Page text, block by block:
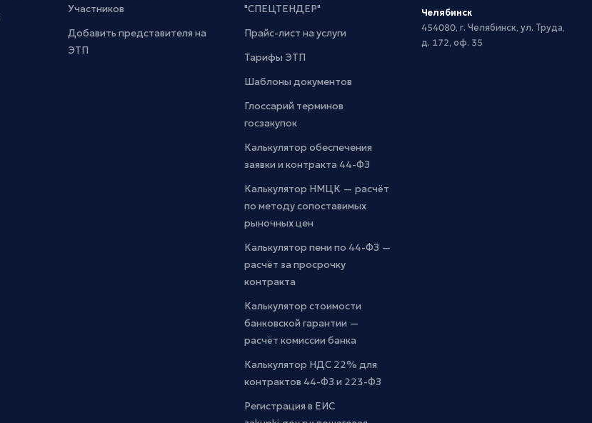
Участников
Добавить представителя на
ЭТП
"СПЕЦТЕНДЕР"
Прайс-лист на услуги
Тарифы ЭТП
Шаблоны документов
Глоссарий терминов
госзакупок
Калькулятор обеспечения
заявки и контракта 44-ФЗ
Калькулятор НМЦК — расчёт
по методу сопоставимых
рыночных цен
Калькулятор пени по 44-ФЗ —
расчёт за просрочку
контракта
Калькулятор стоимости
банковской гарантии —
расчёт комиссии банка
Калькулятор НДС 22% для
контрактов 44-ФЗ и 223-ФЗ
Регистрация в ЕИС
Челябинск
454080, г. Челябинск, ул. Труда,
д. 172, оф. 35